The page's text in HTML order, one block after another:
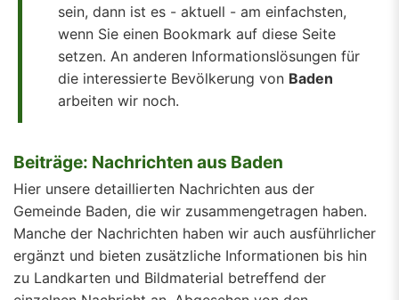
sein, dann ist es - aktuell - am einfachsten,
wenn Sie einen Bookmark auf diese Seite
setzen. An anderen Informationslösungen für
die interessierte Bevölkerung von Baden
arbeiten wir noch.
Beiträge: Nachrichten aus Baden
Hier unsere detaillierten Nachrichten aus der
Gemeinde Baden, die wir zusammengetragen haben.
Manche der Nachrichten haben wir auch ausführlicher
ergänzt und bieten zusätzliche Informationen bis hin
zu Landkarten und Bildmaterial betreffend der